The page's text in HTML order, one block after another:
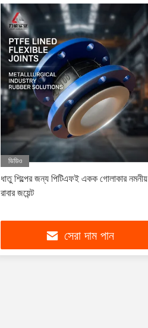
ভিডিও
ধাতু শিল্পের জন্য পিটিএফই একক গোলাকার নমনীয়
রাবার জয়েন্ট
সেরা দাম পান